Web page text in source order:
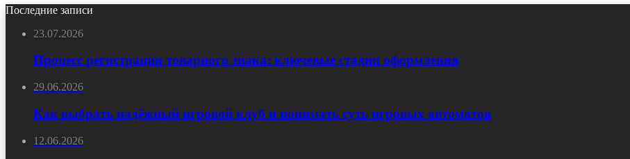
Последние записи
23.07.2026
Процесс регистрации товарного знака: ключевые стадии оформления
29.06.2026
Как выбрать надёжный игровой клуб и понимать суть игровых автоматов
12.06.2026